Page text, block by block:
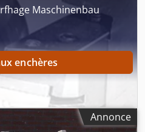
Maschinenbau
enchères
Annonce